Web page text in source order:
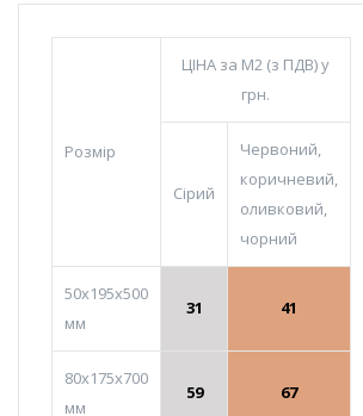
Розмір
ЦІНА за М2 (з ПДВ) у
грн.
Сірий
Червоний,
коричневий,
оливковий,
чорний
50х195х500
мм
31 41
80х175х700
мм
59 67